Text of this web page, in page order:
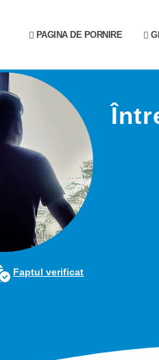
PAGINA DE PORNIRE
Faptul verificat